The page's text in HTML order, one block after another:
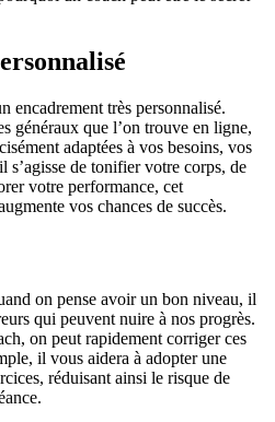
encadrement très personnalisé.
généraux que l’on trouve en ligne,
adaptées à vos besoins, vos
s’agisse de tonifier votre corps, de
votre performance, cet
vos chances de succès.
on pense avoir un bon niveau, il
qui peuvent nuire à nos progrès.
on peut rapidement corriger ces
il vous aidera à adopter une
réduisant ainsi le risque de